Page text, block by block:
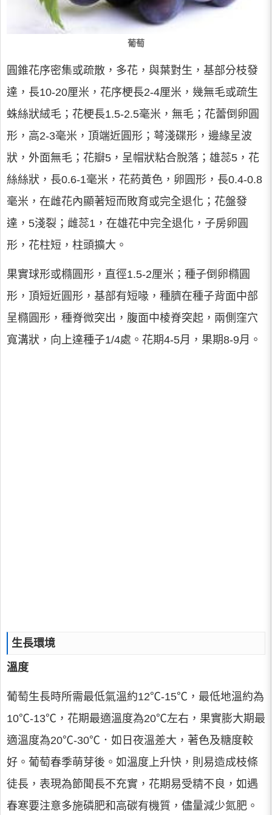
葡萄
圓錐花序密集或疏散，多花，與葉對生，基部分枝發
達，長10-20厘米，花序梗長2-4厘米，幾無毛或疏生
蛛絲狀絨毛；花梗長1.5-2.5毫米，無毛；花蕾倒卵圓
形，高2-3毫米，頂端近圓形；萼淺碟形，邊緣呈波
狀，外面無毛；花瓣5，呈帽狀粘合脫落；雄蕊5，花
絲絲狀，長0.6-1毫米，花葯黃色，卵圓形，長0.4-0.8
毫米，在雌花內顯著短而敗育或完全退化；花盤發
達，5淺裂；雌蕊1，在雄花中完全退化，子房卵圓
形，花柱短，柱頭擴大。
果實球形或橢圓形，直徑1.5-2厘米；種子倒卵橢圓
形，頂短近圓形，基部有短喙，種臍在種子背面中部
呈橢圓形，種脊微突出，腹面中棱脊突起，兩側窪穴
寬溝狀，向上達種子1/4處。花期4-5月，果期8-9月。
生長環境
溫度
葡萄生長時所需最低氣溫約12℃-15℃，最低地溫約為
10℃-13℃，花期最適溫度為20℃左右，果實膨大期最
適溫度為20℃-30℃．如日夜溫差大，著色及糖度較
好。葡萄春季萌芽後。如溫度上升快，則易造成枝條
徒長，表現為節聞長不充實，花期易受精不良，如遇
春寒要注意多施磷肥和高碳有機質，儘量減少氮肥。